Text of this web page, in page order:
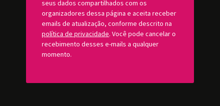
seus dados compartilhados com os
organizadores dessa página e aceita receber
emails de atualização, conforme descrito na
política de privacidade. Você pode cancelar o
recebimento desses e-mails a qualquer
momento.